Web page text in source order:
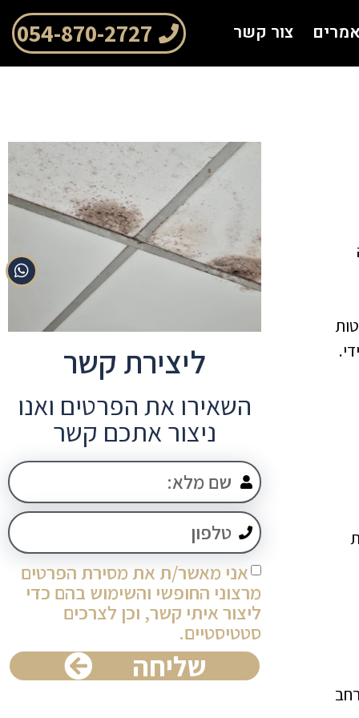
צור קשר 054-870-2727
ליצירת קשר
השאירו את הפרטים ואנו
ניצור אתכם קשר
אני מאשר/ת את מסירת הפרטים
מרצוני החופשי והשימוש בהם כדי
ליצור איתי קשר, וכן לצרכים
סטטיסטיים.
שליחה